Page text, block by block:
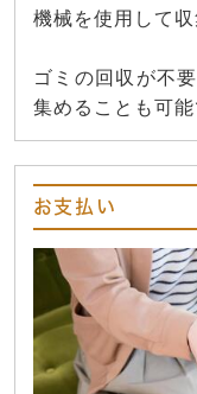
機械を使用して
ゴミの回収が不
集めることも可能
お支払い